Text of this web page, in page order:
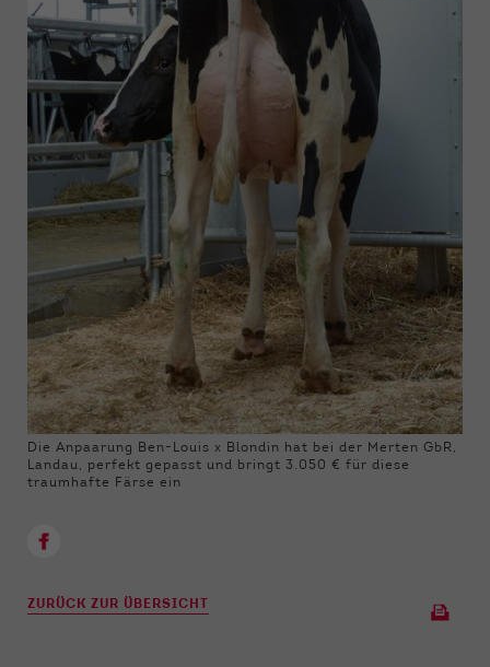
Die Anpaarung Ben-Louis x Blondin hat bei der Merten GbR,
Landau, perfekt gepasst und bringt 3.050 € für diese
traumhafte Färse ein
ZURÜCK ZUR ÜBERSICHT